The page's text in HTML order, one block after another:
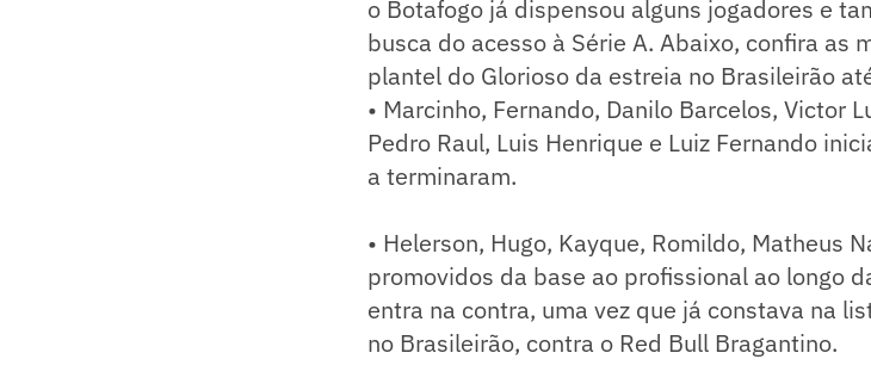
o Botafogo já dispensou alguns jogadores e
busca do acesso à Série A. Abaixo, confira as
plantel do Glorioso da estreia no Brasileirão
• Marcinho, Fernando, Danilo Barcelos, Victor
Pedro Raul, Luis Henrique e Luiz Fernando
a terminaram.
• Helerson, Hugo, Kayque, Romildo, Matheus
promovidos da base ao profissional ao longo
entra na contra, uma vez que já constava na
no Brasileirão, contra o Red Bull Bragantino.